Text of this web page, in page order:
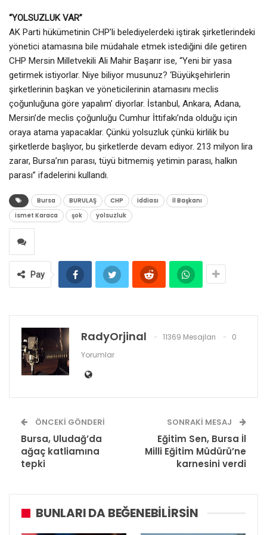
“YOLSUZLUK VAR”
AK Parti hükümetinin CHP’li belediyelerdeki iştirak şirketlerindeki
yönetici atamasına bile müdahale etmek istediğini dile getiren
CHP Mersin Milletvekili Ali Mahir Başarır ise, “Yeni bir yasa
getirmek istiyorlar. Niye biliyor musunuz? ‘Büyükşehirlerin
şirketlerinin başkan ve yöneticilerinin atamasını meclis
çoğunluğuna göre yapalım’ diyorlar. İstanbul, Ankara, Adana,
Mersin’de meclis çoğunluğu Cumhur İttifakı’nda olduğu için
oraya atama yapacaklar. Çünkü yolsuzluk çünkü kirlilik bu
şirketlerde başlıyor, bu şirketlerde devam ediyor. 213 milyon lira
zarar, Bursa’nın parası, tüyü bitmemiş yetimin parası, halkın
parası” ifadelerini kullandı.
Bursa BURULAŞ CHP iddiası
İl Başkanı
ismet Karaca
şok yolsuzluk
Pay
RadyOrjinal 11369 Mesajları
0
Yorumlar
ÖNCEKI GÖNDERI
Bursa, Uludağ’da
ağaç katliamına
tepki
SONRAKI MESAJ
Eğitim Sen, Bursa İl
Milli Eğitim Müdürü’ne
karnesini verdi
BUNLARI DA BEĞENEBILIRSIN